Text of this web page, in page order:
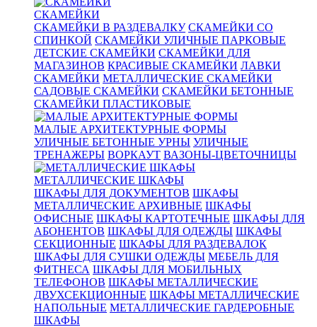
СКАМЕЙКИ
СКАМЕЙКИ В РАЗДЕВАЛКУ СКАМЕЙКИ СО
СПИНКОЙ СКАМЕЙКИ УЛИЧНЫЕ ПАРКОВЫЕ
ДЕТСКИЕ СКАМЕЙКИ СКАМЕЙКИ ДЛЯ
МАГАЗИНОВ КРАСИВЫЕ СКАМЕЙКИ ЛАВКИ
СКАМЕЙКИ МЕТАЛЛИЧЕСКИЕ СКАМЕЙКИ
САДОВЫЕ СКАМЕЙКИ СКАМЕЙКИ БЕТОННЫЕ
СКАМЕЙКИ ПЛАСТИКОВЫЕ
МАЛЫЕ АРХИТЕКТУРНЫЕ ФОРМЫ
УЛИЧНЫЕ БЕТОННЫЕ УРНЫ УЛИЧНЫЕ
ТРЕНАЖЕРЫ ВОРКАУТ ВАЗОНЫ-ЦВЕТОЧНИЦЫ
МЕТАЛЛИЧЕСКИЕ ШКАФЫ
ШКАФЫ ДЛЯ ДОКУМЕНТОВ ШКАФЫ
МЕТАЛЛИЧЕСКИЕ АРХИВНЫЕ ШКАФЫ
ОФИСНЫЕ ШКАФЫ КАРТОТЕЧНЫЕ ШКАФЫ ДЛЯ
АБОНЕНТОВ ШКАФЫ ДЛЯ ОДЕЖДЫ ШКАФЫ
СЕКЦИОННЫЕ ШКАФЫ ДЛЯ РАЗДЕВАЛОК
ШКАФЫ ДЛЯ СУШКИ ОДЕЖДЫ МЕБЕЛЬ ДЛЯ
ФИТНЕСА ШКАФЫ ДЛЯ МОБИЛЬНЫХ
ТЕЛЕФОНОВ ШКАФЫ МЕТАЛЛИЧЕСКИЕ
ДВУХСЕКЦИОННЫЕ ШКАФЫ МЕТАЛЛИЧЕСКИЕ
НАПОЛЬНЫЕ МЕТАЛЛИЧЕСКИЕ ГАРДЕРОБНЫЕ
ШКАФЫ